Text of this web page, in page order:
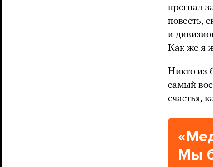
прогнал
повесть,
и
Как же я
Никто из
самый
счастья,
Мы